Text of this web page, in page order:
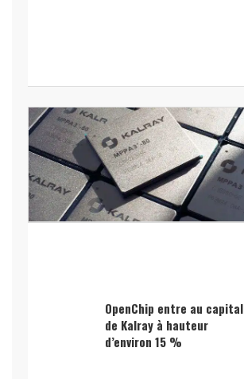
OpenChip entre au capital
de Kalray à hauteur
d’environ 15 %